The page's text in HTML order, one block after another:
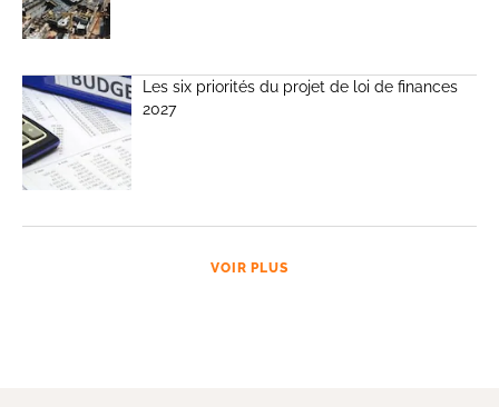
Les six priorités du projet de loi de finances
2027
VOIR PLUS